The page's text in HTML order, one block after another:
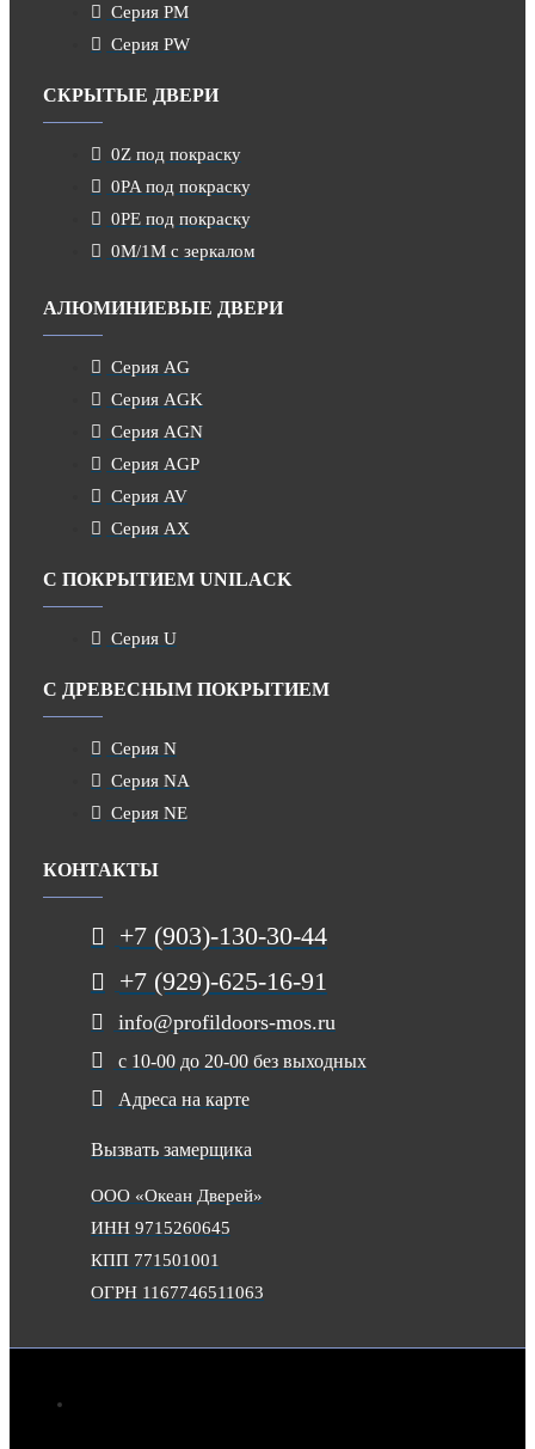
Серия PM
Серия PW
СКРЫТЫЕ ДВЕРИ
0Z под покраску
0PA под покраску
0PE под покраску
0M/1M с зеркалом
АЛЮМИНИЕВЫЕ ДВЕРИ
Серия AG
Серия AGK
Серия AGN
Серия AGP
Серия AV
Серия AX
С ПОКРЫТИЕМ UNILACK
Серия U
С ДРЕВЕСНЫМ ПОКРЫТИЕМ
Серия N
Серия NA
Серия NE
КОНТАКТЫ
+7 (903)-130-30-44
+7 (929)-625-16-91
info@profildoors-mos.ru
с 10-00 до 20-00 без выходных
Адреса на карте
Вызвать замерщика
ООО «Океан Дверей»
ИНН 9715260645
КПП 771501001
ОГРН 1167746511063